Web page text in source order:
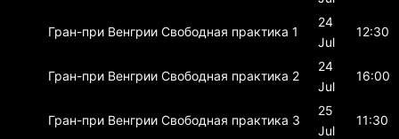
Гран-при Венгрии Свободная практика 1
24
Jul
12:30
Гран-при Венгрии Свободная практика 2
24
Jul
16:00
Гран-при Венгрии Свободная практика 3
25
Jul
11:30